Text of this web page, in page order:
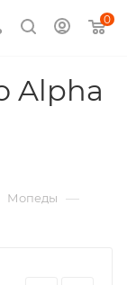
0
Alpha
Мопеды —